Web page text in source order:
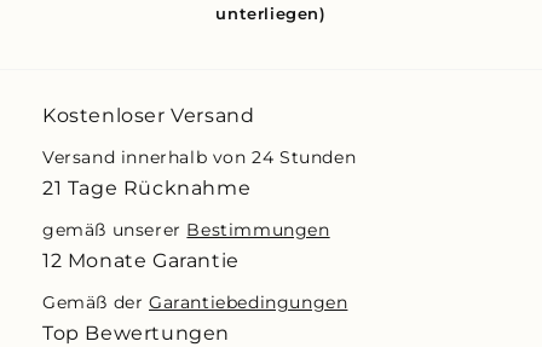
unterliegen)
Kostenloser Versand
Versand innerhalb von 24 Stunden
21 Tage Rücknahme
gemäß unserer Bestimmungen
12 Monate Garantie
Gemäß der Garantiebedingungen
Top Bewertungen